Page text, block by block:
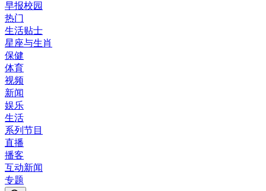
早报校园
热门
生活贴士
星座与生肖
保健
体育
视频
新闻
娱乐
生活
系列节目
直播
播客
互动新闻
专题